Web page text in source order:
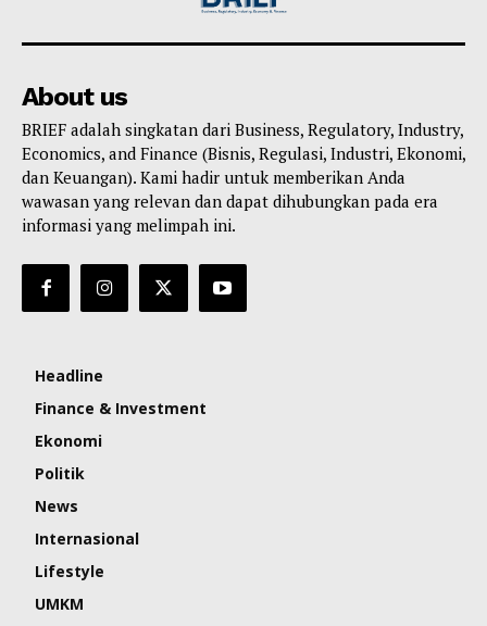
About us
BRIEF adalah singkatan dari Business, Regulatory, Industry,
Economics, and Finance (Bisnis, Regulasi, Industri, Ekonomi,
dan Keuangan). Kami hadir untuk memberikan Anda
wawasan yang relevan dan dapat dihubungkan pada era
informasi yang melimpah ini.
Headline
Finance & Investment
Ekonomi
Politik
News
Internasional
Lifestyle
UMKM